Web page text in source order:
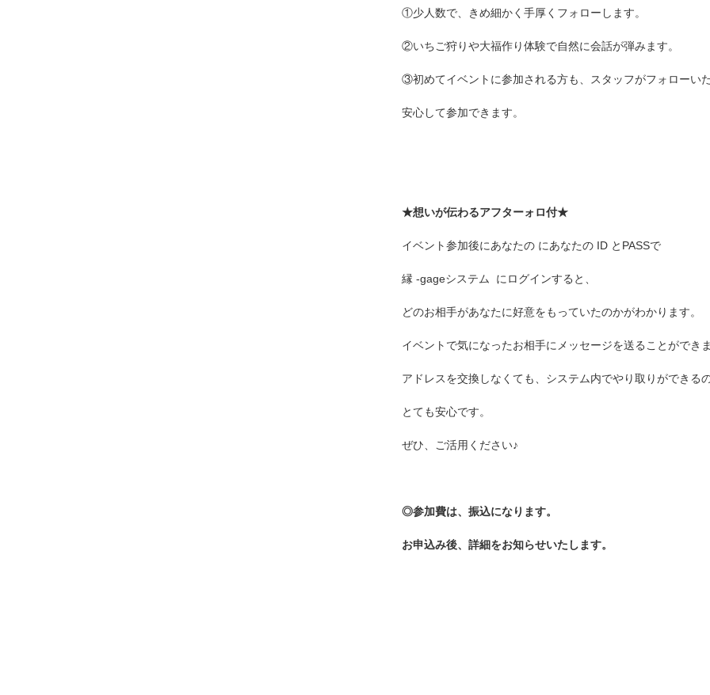
①少人数で、きめ細かく手厚くフォローします。
②いちご狩りや大福作り体験で自然に会話が弾みます。
③初めてイベントに参加される方も、スタッフがフォローい
安心して参加できます。
★想いが伝わるアフターォロ付★
イベント参加後にあなたの にあなたの ID とPASSで
縁 -gageシステム にログインすると、
どのお相手があなたに好意をもっていたのかがわかります。
イベントで気になったお相手にメッセージを送ることができ
アドレスを交換しなくても、システム内でやり取りができる
とても安心です。
ぜひ、ご活用ください♪
◎参加費は、振込になります。
お申込み後、詳細をお知らせいたします。